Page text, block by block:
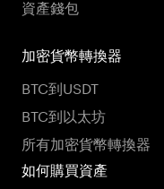
資產錢包
加密貨幣轉換器
BTC到USDT
BTC到以太坊
所有加密貨幣轉換器
如何購買資產